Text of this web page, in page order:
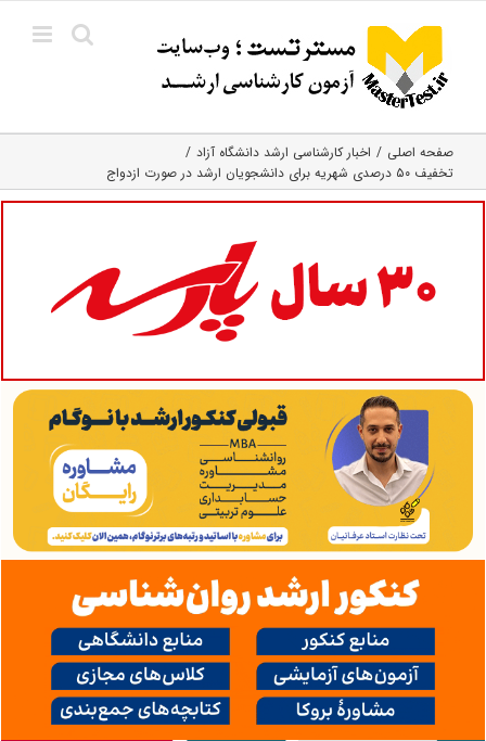
content
صفحه اصلی
اخبار کارشناسی ارشد دانشگاه آزاد
تخفیف ۵۰ درصدی شهریه برای دانشجویان ارشد در صورت ازدواج